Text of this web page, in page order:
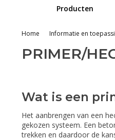
Producten
Home Informatie en
PRIMER/
Wat is een
Het aanbrengen van een
gekozen systeem. Een
trekken en daardoor de